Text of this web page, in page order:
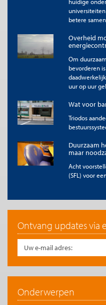
Milieu organisaties die
zeggen dat de overheid het
waarbinnen burgers en
belangrijke mate. Het is
neoliberale kapitalistische
neoliberale – en momenteel
Milton Friedman. Voor écht
een goede verbinding nodig
Daarin heeft regelgeving
Frank Jan de Graaf, “Juridisering
Me Judice, 4 maart 2023.
De titel en eerste zinnen van dit
worden overgenomen met de
online, een link naar het artikel.
toegestaan. Voor meer
betere
Overheid
Om
bevorderen
uur op uur
Wat voor
Triodos
Duurzaam
maar
Acht
(SFL) voor
Ontvang updates via
Onderwerpen